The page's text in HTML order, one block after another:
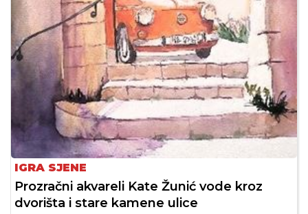
IGRA SJENE
Prozračni akvareli Kate Žunić vode kroz
dvorišta i stare kamene ulice